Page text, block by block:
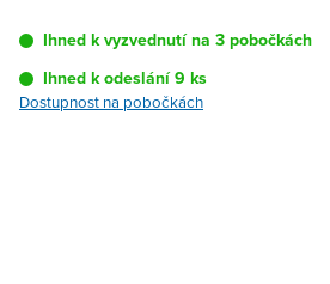
Ihned k vyzvednutí na 3 pobočkách
Ihned k odeslání 9 ks
Dostupnost na pobočkách